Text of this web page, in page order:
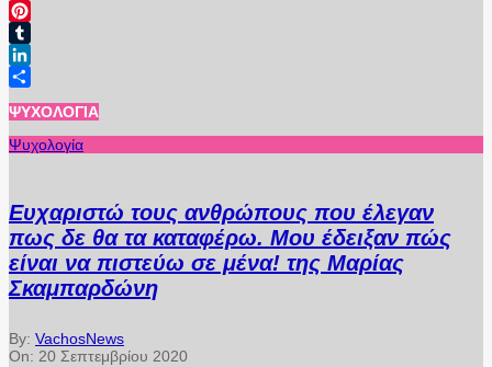
Email
Pinterest
Tumblr
LinkedIn
ΨΥΧΟΛΟΓΊΑ
Ψυχολογία
Ευχαριστώ τους ανθρώπους που έλεγαν
πως δε θα τα καταφέρω. Μου έδειξαν πώς
είναι να πιστεύω σε μένα! της Μαρίας
Σκαμπαρδώνη
By: VachosNews
On: 20 Σεπτεμβρίου 2020